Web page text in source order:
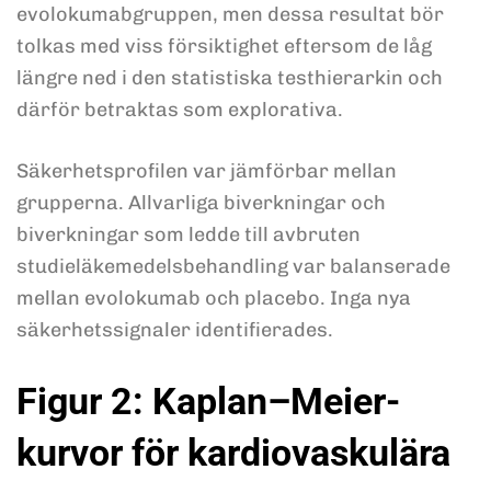
evolokumabgruppen, men dessa resultat bör
tolkas med viss försiktighet eftersom de låg
längre ned i den statistiska testhierarkin och
därför betraktas som explorativa.
Säkerhetsprofilen var jämförbar mellan
grupperna. Allvarliga biverkningar och
biverkningar som ledde till avbruten
studieläkemedelsbehandling var balanserade
mellan evolokumab och placebo. Inga nya
säkerhetssignaler identifierades.
Figur 2: Kaplan–Meier-
kurvor för kardiovaskulära